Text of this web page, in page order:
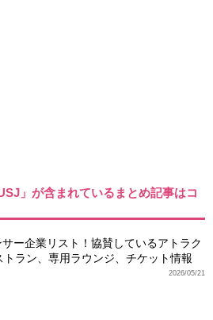
」が含まれているまとめ記事はコ
ー企業リスト！協賛しているアトラク
トラン、専用ラウンジ、チケット情報
2026/05/21